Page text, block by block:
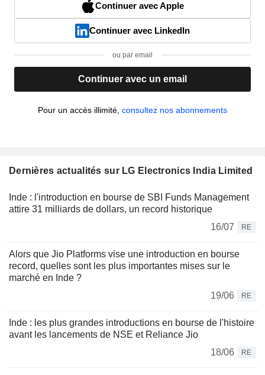
Continuer avec Apple
Continuer avec LinkedIn
ou par email
Continuer avec un email
Pour un accès illimité, consultez nos abonnements
Dernières actualités sur LG Electronics India Limited
Inde : l'introduction en bourse de SBI Funds Management
attire 31 milliards de dollars, un record historique
16/07
RE
Alors que Jio Platforms vise une introduction en bourse
record, quelles sont les plus importantes mises sur le
marché en Inde ?
19/06
RE
Inde : les plus grandes introductions en bourse de l'histoire
avant les lancements de NSE et Reliance Jio
18/06
RE